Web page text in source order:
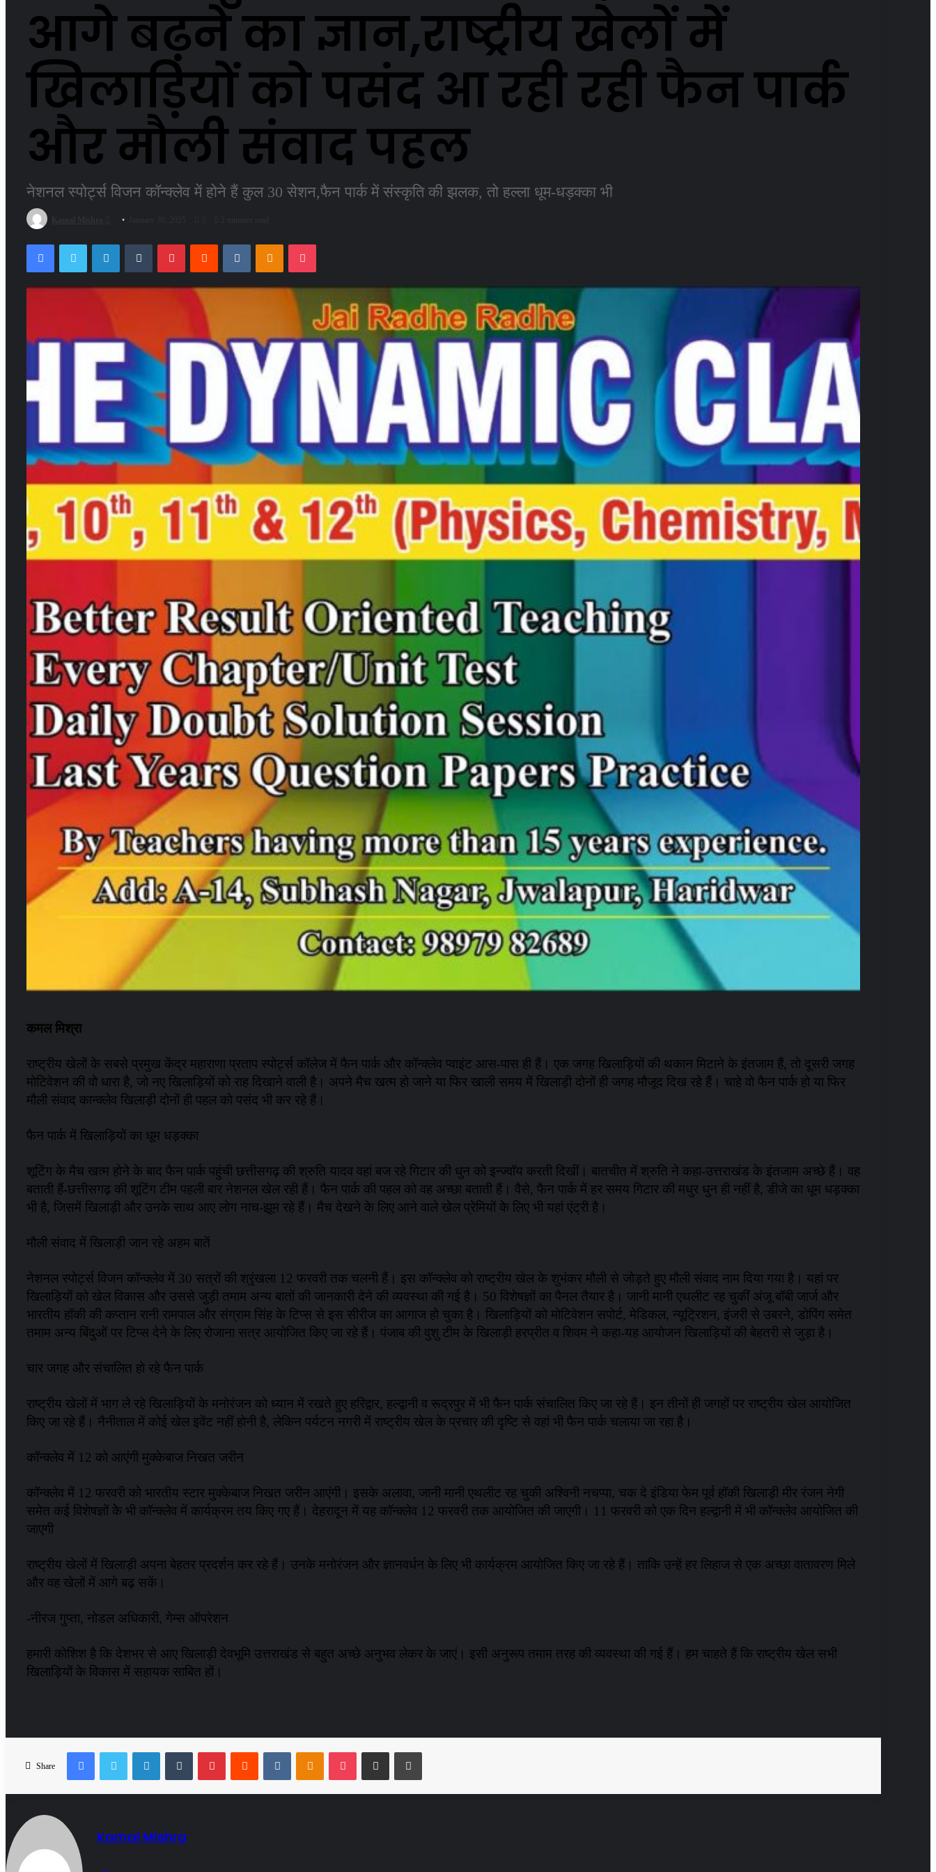
आगे बढ़ने का ज्ञान,राष्ट्रीय खेलों में
खिलाड़ियों को पसंद आ रही रही फैन पार्क
और मौली संवाद पहल
नेशनल स्पोर्ट्स विजन कॉन्क्लेव में होने हैं कुल 30 सेशन,फैन पार्क में संस्कृति की झलक, तो हल्ला धूम-धड़क्का भी
Send
FacebookTwitter LinkedInTumblr PinterestReddit VKontakteOdnoklassniki
Pocket
कमल मिश्रा
राष्ट्रीय खेलों के सबसे प्रमुख केंद्र महाराणा प्रताप स्पोर्ट्स कॉलेज में फैन पार्क और कॉन्क्लेव प्वाइंट आस-पास ही हैं। एक जगह खिलाड़ियों की थकान मिटाने के इंतजाम हैं, तो दूसरी जगह
मोटिवेशन की वो धारा है, जो नए खिलाड़ियों को राह दिखाने वाली है। अपने मैच खत्म हो जाने या फिर खाली समय में खिलाड़ी दोनों ही जगह मौजूद दिख रहे हैं। चाहे वो फैन पार्क हो या फिर
मौली संवाद कान्क्लेव खिलाड़ी दोनों ही पहल को पसंद भी कर रहे हैं।
फैन पार्क में खिलाड़ियों का धूम धड़क्का
शूटिंग के मैच खत्म होने के बाद फैन पार्क पहुंची छत्तीसगढ़ की श्रुति यादव वहां बज रहे गिटार की धुन को इन्ज्वॉय करती दिखीं। बातचीत में श्रुति ने कहा-उत्तराखंड के इंतजाम अच्छे हैं। वह
बताती हैं-छत्तीसगढ़ की शूटिंग टीम पहली बार नेशनल खेल रही हैं। फैन पार्क की पहल को वह अच्छा बताती हैं। वैसे, फैन पार्क में हर समय गिटार की मधुर धुन ही नहीं है, डीजे का धूम धड़क्का
भी है, जिसमें खिलाड़ी और उनके साथ आए लोग नाच-झूम रहे हैं। मैच देखने के लिए आने वाले खेल प्रेमियों के लिए भी यहां एंट्री है।
मौली संवाद में खिलाड़ी जान रहे अहम बातें
नेशनल स्पोर्ट्स विजन कॉन्क्लेव में 30 सत्रों की श्रृंखला 12 फरवरी तक चलनी हैं। इस कॉन्क्लेव को राष्ट्रीय खेल के शुभंकर मौली से जोड़ते हुए मौली संवाद नाम दिया गया है। यहां पर
खिलाड़ियों को खेल विकास और उससे जुड़ी तमाम अन्य बातों की जानकारी देने की व्यवस्था की गई है। 50 विशेषज्ञों का पैनल तैयार है। जानी मानी एथलीट रह चुकीं अंजू बॉबी जार्ज और
भारतीय हॉकी की कप्तान रानी रामपाल और संग्राम सिंह के टिप्स से इस सीरीज का आगाज हो चुका है। खिलाड़ियों को मोटिवेशन सपोर्ट, मेडिकल, न्यूट्रिशन, इंजरी से उबरनेे, डोपिंग समेत
तमाम अन्य बिंदुओं पर टिप्स देने के लिए रोजाना सत्र आयोजित किए जा रहे हैं। पंजाब की वुशु टीम के खिलाड़ी हरप्रीत व शिवम ने कहा-यह आयोजन खिलाड़ियों की बेहतरी से जुड़ा है।
चार जगह और संचालित हो रहे फैन पार्क
राष्ट्रीय खेलों में भाग ले रहे खिलाड़ियों के मनोरंजन को ध्यान में रखते हुए हरिद्वार, हल्द्वानी व रूद्रपुर में भी फैन पार्क संचालित किए जा रहे हैं। इन तीनों ही जगहों पर राष्ट्रीय खेल आयोजित
किए जा रहे हैं। नैनीताल में कोई खेल इवेंट नहीं होनी है, लेकिन पर्यटन नगरी में राष्ट्रीय खेल के प्रचार की दृष्टि से वहां भी फैन पार्क चलाया जा रहा है।
कॉन्क्लेव में 12 को आएंगी मुक्केबाज निखत जरीन
कॉन्क्लेव में 12 फरवरी को भारतीय स्टार मुक्केबाज निखत जरीन आएंगी। इसके अलावा, जानी मानी एथलीट रह चुकी अश्विनी नचप्पा, चक दे इंडिया फेम पूर्व हॉकी खिलाड़ी मीर रंजन नेगी
समेत कई विशेषज्ञों केे भी कॉन्क्लेव में कार्यक्रम तय किए गए हैं। देहरादून में यह कॉन्क्लेव 12 फरवरी तक आयोजित की जाएगी। 11 फरवरी को एक दिन हल्द्वानी में भी कॉन्क्लेव आयोजित की
जाएगी
राष्ट्रीय खेलों में खिलाड़ी अपना बेहतर प्रदर्शन कर रहे हैं। उनके मनोरंजन और ज्ञानवर्धन के लिए भी कार्यक्रम आयोजित किए जा रहे हैं। ताकि उन्हें हर लिहाज से एक अच्छा वातावरण मिले
और वह खेलों में आगे बढ़ सकें।
-नीरज गुप्ता, नोडल अधिकारी, गेम्स ऑपरेशन
हमारी कोशिश है कि देशभर से आए खिलाड़ी देवभूमि उत्तराखंड से बहुत अच्छे अनुभव लेकर के जाएं। इसी अनुरूप तमाम तरह की व्यवस्था की गई हैं। हम चाहते हैं कि राष्ट्रीय खेल सभी
खिलाड़ियों के विकास में सहायक साबित हों।
Share
FacebookTwitter LinkedInTumblr PinterestReddit VKontakteOdnoklassniki
Pocket Share via Email Print
Kamal Mishra